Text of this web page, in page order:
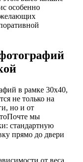
особенно
желающих
в рамке 30х40,
не только на
но и от
мы
стандартную
прямо до двери
от веса